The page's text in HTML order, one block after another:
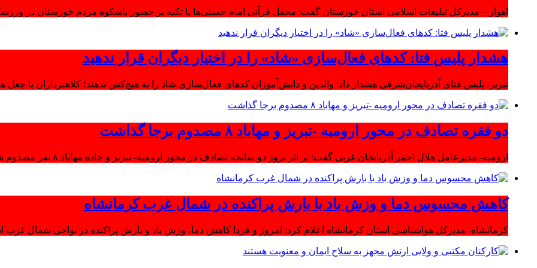
اهواز – مدیرکل تبلیغات اسلامی استان خوزستان گفت: محفل قرآنی امام حسنی‌ها با تکیه بر حضور باشکوه مردم خوزستان در
هشدار پلیس فتا: کدهای فعال‌سازی «شاد» را در اختیار دیگران قرار ندهید
تبریز- پلیس فتای آذربایجان‌شرقی هشدار داد: والدین و دانش‌آموزان کدهای فعال‌سازی شاد را به هیچ‌کس ندهند؛ کلاهبرداران با
دو فقره تصادف در محور ارومیه -تبریز و مهاباد ۸ مصدوم برجا گذاشت
ارومیه- مدیرعامل هلال احمر آذربایجان غربی گفت: بر اثر بروز دو سانحه تصادف در محور ارومیه- تبریز و جاده مهاباد ۸ نفر مصدوم شدند.
کاهش محسوس دما و وزش باد با بارش پراکنده در شمال غرب کرمانشاه
کرمانشاه- مدیرکل هواشناسی استان کرمانشاه اعلام کرد: امروز و فردا کاهش دما، وزش باد و بارش پراکنده در نواحی شمال